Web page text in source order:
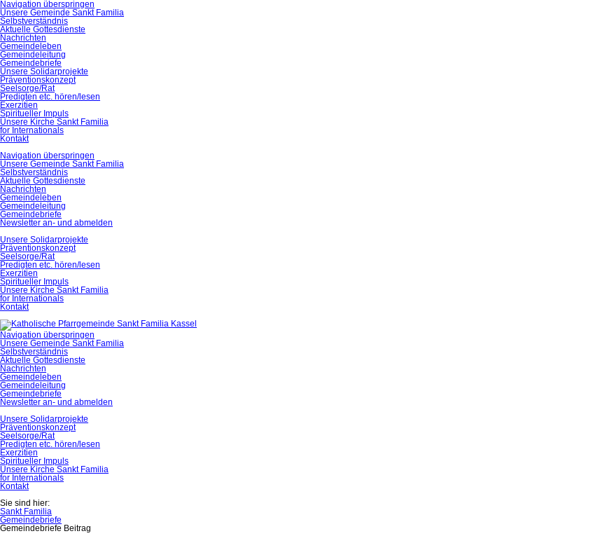
Navigation überspringen
Unsere Gemeinde Sankt Familia
Selbstverständnis
Aktuelle Gottesdienste
Nachrichten
Gemeindeleben
Gemeindeleitung
Gemeindebriefe
Unsere Solidarprojekte
Präventionskonzept
Seelsorge/Rat
Predigten etc. hören/lesen
Exerzitien
Spiritueller Impuls
Unsere Kirche Sankt Familia
for Internationals
Kontakt
Navigation überspringen
Unsere Gemeinde Sankt Familia
Selbstverständnis
Aktuelle Gottesdienste
Nachrichten
Gemeindeleben
Gemeindeleitung
Gemeindebriefe
Newsletter an- und abmelden
Unsere Solidarprojekte
Präventionskonzept
Seelsorge/Rat
Predigten etc. hören/lesen
Exerzitien
Spiritueller Impuls
Unsere Kirche Sankt Familia
for Internationals
Kontakt
Navigation überspringen
Unsere Gemeinde Sankt Familia
Selbstverständnis
Aktuelle Gottesdienste
Nachrichten
Gemeindeleben
Gemeindeleitung
Gemeindebriefe
Newsletter an- und abmelden
Unsere Solidarprojekte
Präventionskonzept
Seelsorge/Rat
Predigten etc. hören/lesen
Exerzitien
Spiritueller Impuls
Unsere Kirche Sankt Familia
for Internationals
Kontakt
Sie sind hier:
Sankt Familia
Gemeindebriefe
Gemeindebriefe Beitrag